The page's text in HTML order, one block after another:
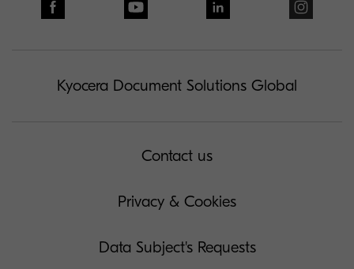
Kyocera Document Solutions Global
Contact us
Privacy & Cookies
Data Subject's Requests